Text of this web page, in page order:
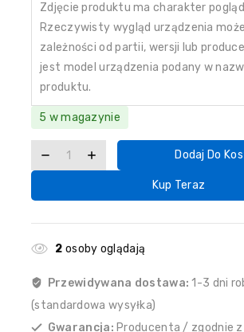
Zdjęcie produktu ma charakter
Rzeczywisty wygląd urządzenia
zależności od partii, wersji lub
jest model urządzenia podany w
produktu.
5 w magazynie
Dodaj Do
Kup Teraz
2 osoby oglądają
Przewidywana dostawa: 1-3 dni
(standardowa wysyłka)
Gwarancja:Producenta / zgodnie